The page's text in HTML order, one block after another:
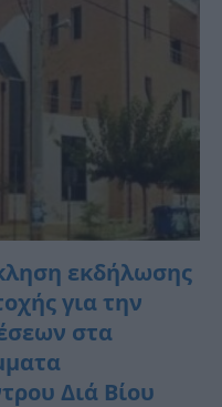
εκδήλωσης
για την
στα
Διά Βίου